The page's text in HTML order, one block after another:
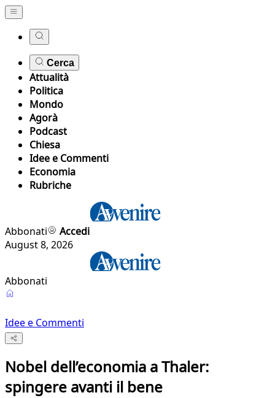
Cerca
Attualità
Politica
Mondo
Agorà
Podcast
Chiesa
Idee e Commenti
Economia
Rubriche
Abbonati
Accedi
August 8, 2026
Abbonati
Idee e Commenti
Nobel dell’economia a Thaler:
spingere avanti il bene